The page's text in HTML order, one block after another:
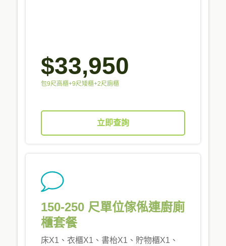
$33,950
包9尺高櫃+9尺矮櫃+2尺廁櫃
立即查詢
150-250 尺單位傢俬連廚廁
櫃套餐
床X1、衣櫃X1、書枱X1、貯物櫃X1、